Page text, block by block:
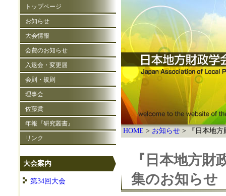
HOME お知らせ 『日本地
『日本地方
集のお知らせ
トップページ
お知らせ
大会情報
会費のお知らせ
入退会・変更届
会則・規則
理事会
佐藤賞
年報『研究叢書』
リンク
大会案内
第34回大会